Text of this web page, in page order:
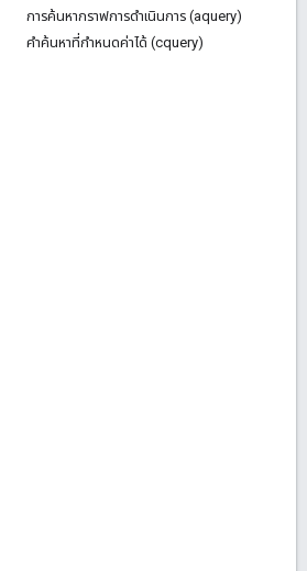
การค้นหากราฟการดําเนินการ (aquery)
คําค้นหาที่กําหนดค่าได้ (cquery)